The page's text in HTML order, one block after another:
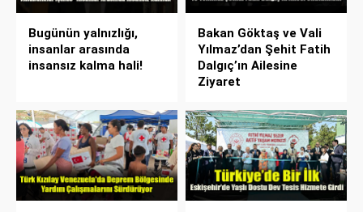
Bugünün yalnızlığı,
insanlar arasında
insansız kalma hali!
Bakan Göktaş ve Vali
Yılmaz’dan Şehit Fatih
Dalgıç’ın Ailesine
Ziyaret